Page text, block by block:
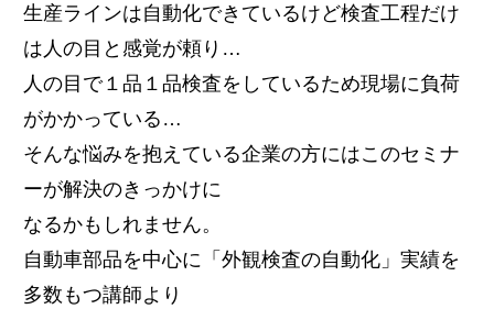
生産ラインは自動化できているけど検査工程だけ
は人の目と感覚が頼り…
人の目で１品１品検査をしているため現場に負荷
がかかっている…
そんな悩みを抱えている企業の方にはこのセミナ
ーが解決のきっかけに
なるかもしれません。
自動車部品を中心に「外観検査の自動化」実績を
多数もつ講師より